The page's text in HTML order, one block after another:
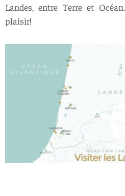
Landes, entre Terre et
plaisir!